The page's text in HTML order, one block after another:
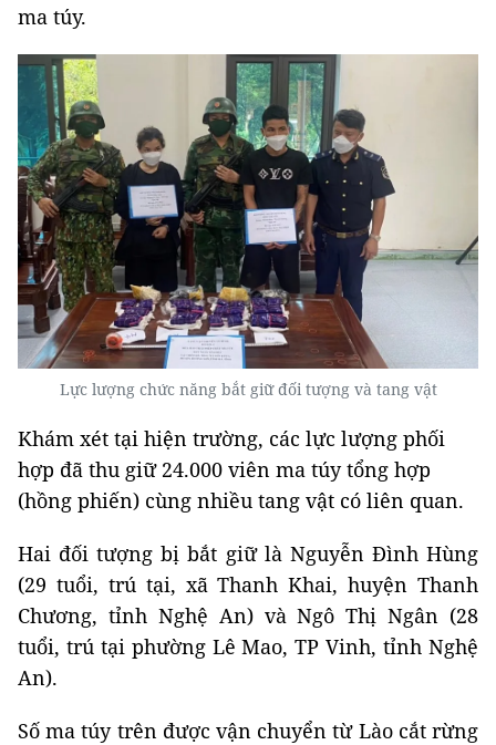
ma túy.
Lực lượng chức năng bắt giữ đối tượng và tang vật
Khám xét tại hiện trường, các lực lượng phối
hợp đã thu giữ 24.000 viên ma túy tổng hợp
(hồng phiến) cùng nhiều tang vật có liên quan.
Hai đối tượng bị bắt giữ là Nguyễn Đình Hùng
(29 tuổi, trú tại, xã Thanh Khai, huyện Thanh
Chương, tỉnh Nghệ An) và Ngô Thị Ngân (28
tuổi, trú tại phường Lê Mao, TP Vinh, tỉnh Nghệ
An).
Số ma túy trên được vận chuyển từ Lào cắt rừng